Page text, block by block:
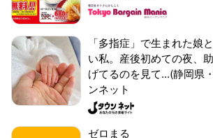
「多指症」で生まれた娘
い私。産後初めての夜、
げてるのを見て...(静岡県
ンネット
ゼロまる